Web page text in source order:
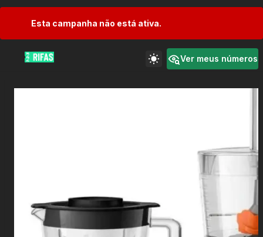
Esta campanha não está ativa.
Ver meus números